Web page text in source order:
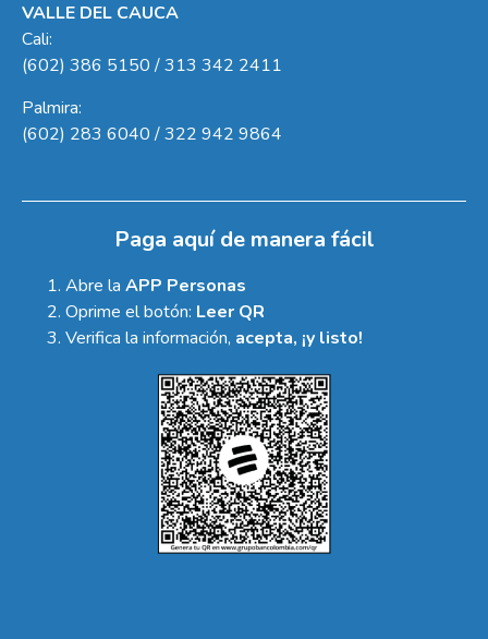
VALLE DEL CAUCA
Cali:
(602) 386 5150 / 313 342 2411
Palmira:
(602) 283 6040 / 322 942 9864
Paga aquí de manera fácil
Abre la APP Personas
Oprime el botón: Leer QR
Verifica la información, acepta, ¡y listo!